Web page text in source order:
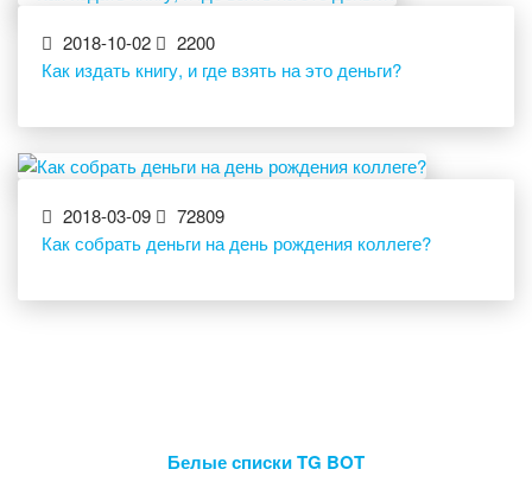
2018-10-02
2200
Как издать книгу, и где взять на это деньги?
2018-03-09
72809
Как собрать деньги на день рождения коллеге?
Белые списки TG BOT